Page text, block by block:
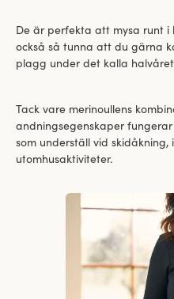
De är perfekta att mysa runt i
också så tunna att du gärna
plagg under det kalla
Tack vare merinoullens
andningsegenskaper
som underställ vid
utomhusaktiviteter.